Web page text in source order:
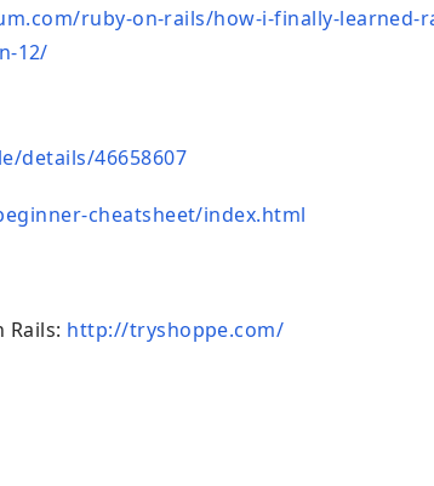
ruby-on-rails/how-i-finally-learned-
12/
details/46658607
cheatsheet/index.html
http://tryshoppe.com/